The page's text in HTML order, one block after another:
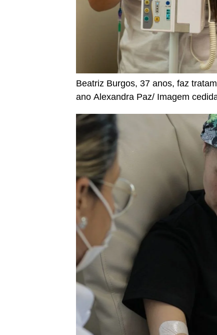
Beatriz Burgos, 37 anos, faz
ano Alexandra Paz/ Imagem